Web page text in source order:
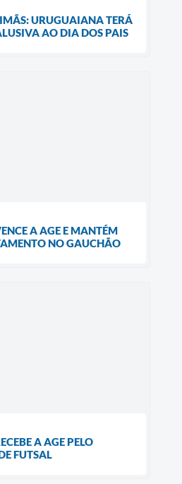
URUGUAIANA TERÁ
AO DIA DOS PAIS
A AGE E MANTÉM
NO GAUCHÃO
A AGE PELO
FUTSAL